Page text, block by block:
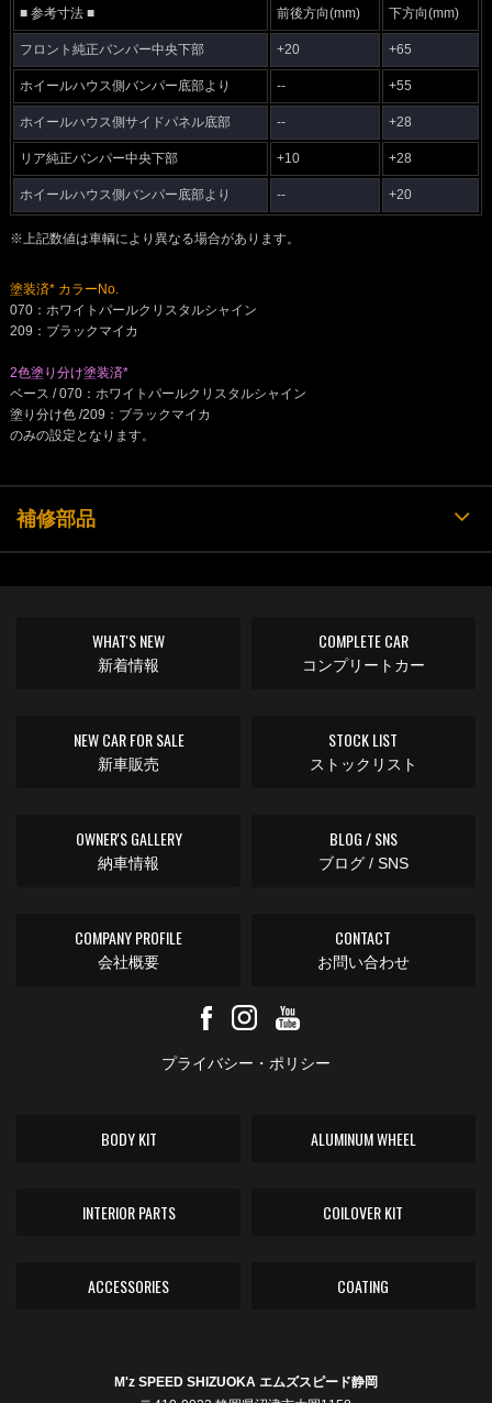
■ 参考寸法 ■ 前後方向(mm) 下方向(mm)
フロント純正バンパー中央下部 +20 +65
ホイールハウス側バンパー底部より -- +55
ホイールハウス側サイドパネル底部 -- +28
リア純正バンパー中央下部 +10 +28
ホイールハウス側バンパー底部より -- +20
※上記数値は車輌により異なる場合があります。
塗装済* カラーNo.
070：ホワイトパールクリスタルシャイン
209：ブラックマイカ
2色塗り分け塗装済*
ベース / 070：ホワイトパールクリスタルシャイン
塗り分け色 /209：ブラックマイカ
のみの設定となります。
補修部品
WHAT'S NEW
新着情報
COMPLETE CAR
コンプリートカー
NEW CAR FOR SALE
新車販売
STOCK LIST
ストックリスト
OWNER'S GALLERY
納車情報
BLOG / SNS
ブログ / SNS
COMPANY PROFILE
会社概要
CONTACT
お問い合わせ
プライバシー・ポリシー
BODY KIT ALUMINUM WHEEL
INTERIOR PARTS COILOVER KIT
ACCESSORIES COATING
M'z SPEED SHIZUOKA エムズスピード静岡